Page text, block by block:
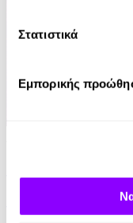
Στατιστικά
Εμπορικής